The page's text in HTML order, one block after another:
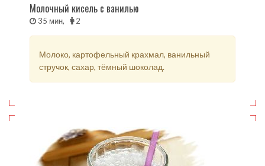
Молочный кисель с ванилью
35 мин, 2
Молоко, картофельный крахмал, ванильный
стручок, сахар, тёмный шоколад.